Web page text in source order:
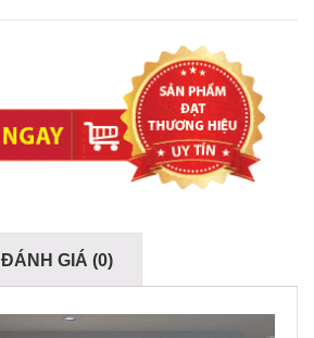
ĐÁNH GIÁ (0)